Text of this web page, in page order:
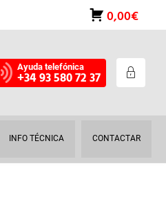
0,00€
Ayuda telefónica
+34 93 580 72 37
INFO TÉCNICA CONTACTAR